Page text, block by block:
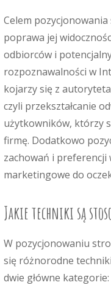
Celem
poprawa jej
odbiorców i
rozpoznawalności w
kojarzy się z
czyli przekształcanie
użytkowników, którzy
firmę. Dodatkowo
zachowań i
marketingowe do
Jakie techniki są
W pozycjonowaniu
się różnorodne
dwie główne